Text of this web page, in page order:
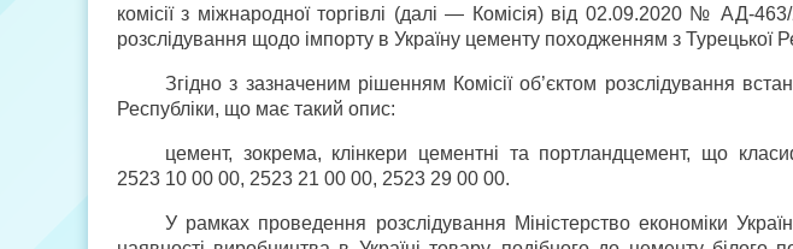
комісії з міжнародної торгівлі (далі — Комісія) від 02.09.2020 № АД-
розслідування щодо імпорту в Україну цементу походженням з Турецької
Згідно з зазначеним рішенням Комісії об’єктом розслідування
Республіки, що має такий опис:
цемент, зокрема, клінкери цементні та портландцемент, що
2523 10 00 00, 2523 21 00 00, 2523 29 00 00.
У рамках проведення розслідування Міністерство економіки